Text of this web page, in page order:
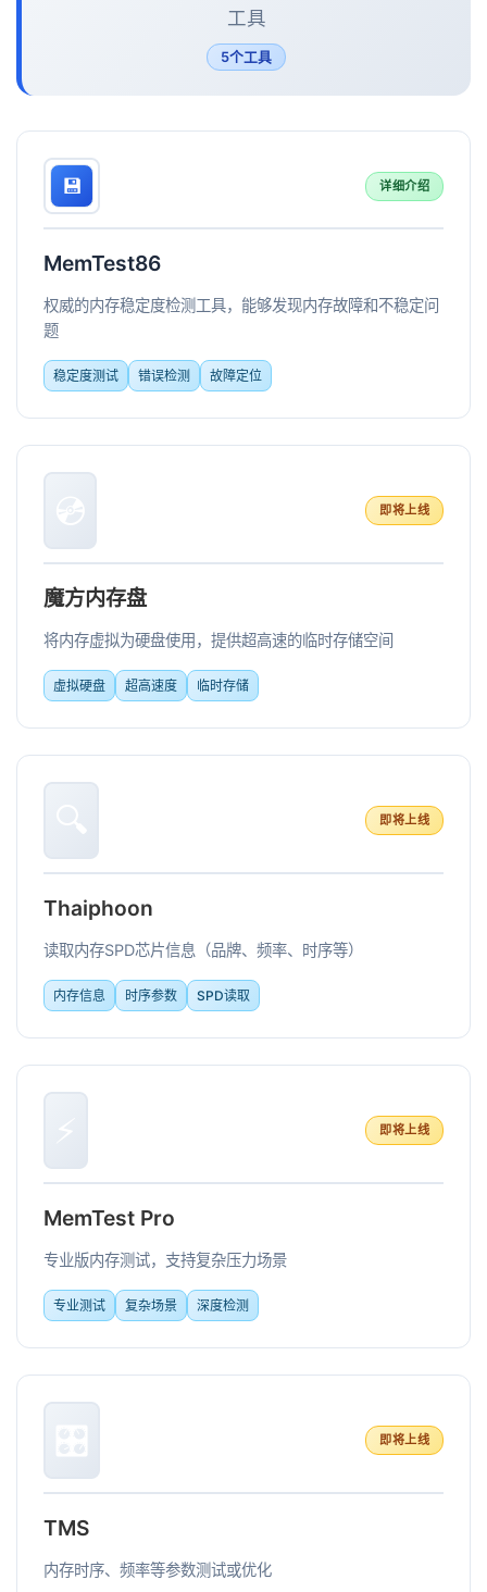
工具
5个工具
💾 详细介绍
MemTest86
权威的内存稳定度检测工具，能够发现内存故障和不稳定问
题
稳定度测试 错误检测 故障定位
💿 即将上线
魔方内存盘
将内存虚拟为硬盘使用，提供超高速的临时存储空间
虚拟硬盘 超高速度 临时存储
🔍 即将上线
Thaiphoon
读取内存SPD芯片信息（品牌、频率、时序等）
内存信息 时序参数 SPD读取
⚡ 即将上线
MemTest Pro
专业版内存测试，支持复杂压力场景
专业测试 复杂场景 深度检测
🎛️ 即将上线
TMS
内存时序、频率等参数测试或优化